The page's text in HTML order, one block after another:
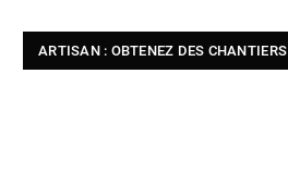
ARTISAN : OBTENEZ DES CHANTIERS